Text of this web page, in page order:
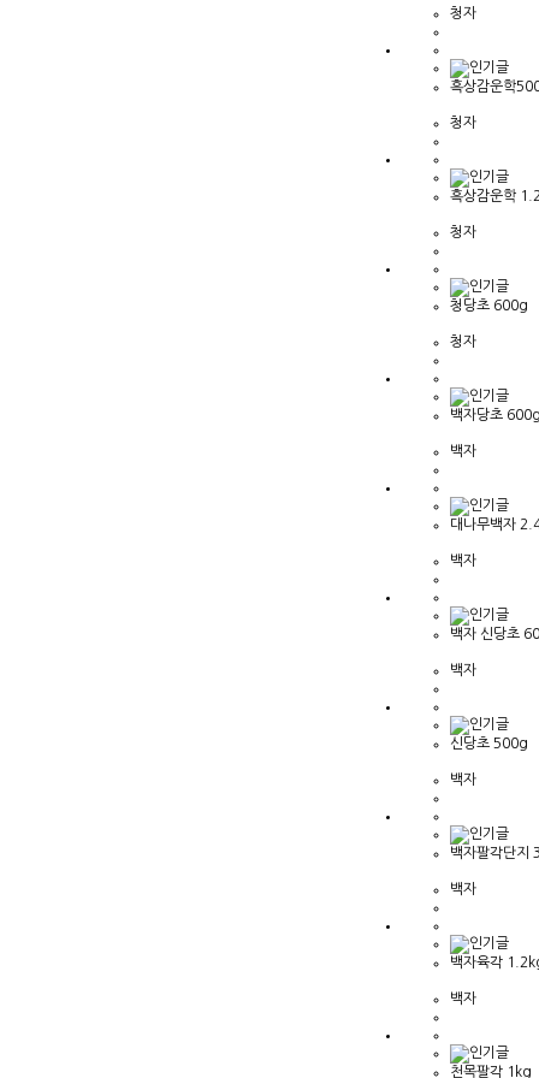
청자
흑상감운학
청자
흑상감운학
청자
청당초 600g
청자
백자당초 600g
백자
대나무백자
백자
백자 신당초
백자
신당초 500g
백자
백자팔각단지
백자
백자육각
백자
천목팔각 1kg